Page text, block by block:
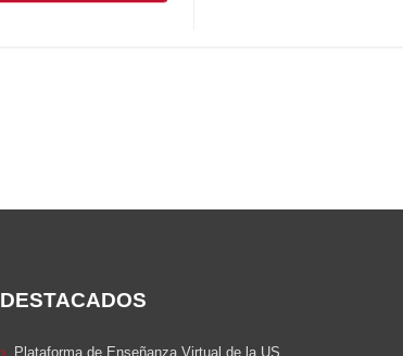
DESTACADOS
Plataforma de Enseñanza Virtual de la US